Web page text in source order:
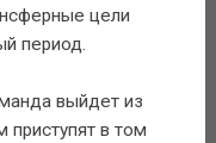
цели
период.
выйдет из
приступят в том